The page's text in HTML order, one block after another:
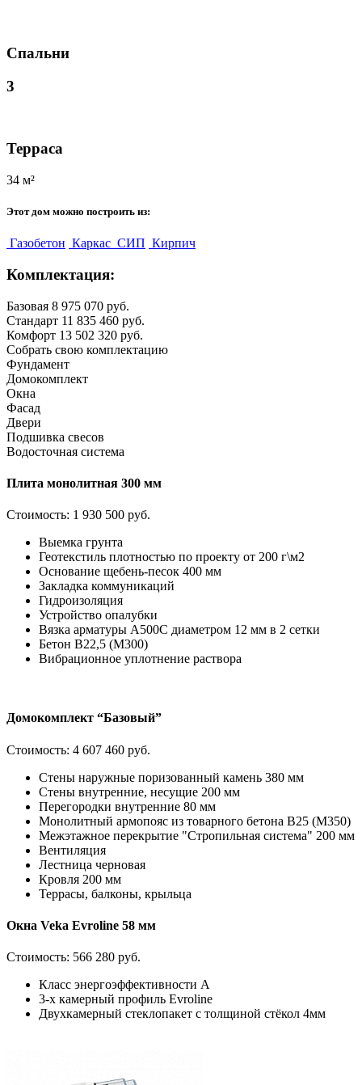
Спальни
3
Терраса
34 м²
Этот дом можно построить из:
Газобетон Каркас СИП Кирпич
Комплектация:
Базовая 8 975 070 руб.
Стандарт 11 835 460 руб.
Комфорт 13 502 320 руб.
Собрать свою комплектацию
Фундамент
Домокомплект
Окна
Фасад
Двери
Подшивка свесов
Водосточная система
Плита монолитная 300 мм
Стоимость: 1 930 500 руб.
Выемка грунта
Геотекстиль плотностью по проекту от 200 г\м2
Основание щебень-песок 400 мм
Закладка коммуникаций
Гидроизоляция
Устройство опалубки
Вязка арматуры А500С диаметром 12 мм в 2 сетки
Бетон В22,5 (М300)
Вибрационное уплотнение раствора
Домокомплект “Базовый”
Стоимость: 4 607 460 руб.
Стены наружные поризованный камень 380 мм
Стены внутренние, несущие 200 мм
Перегородки внутренние 80 мм
Монолитный армопояс из товарного бетона В25 (М350)
Межэтажное перекрытие "Стропильная система" 200 мм
Вентиляция
Лестница черновая
Кровля 200 мм
Террасы, балконы, крыльца
Окна Veka Evroline 58 мм
Стоимость: 566 280 руб.
Класс энергоэффективности А
3-х камерный профиль Evroline
Двухкамерный стеклопакет с толщиной стёкол 4мм